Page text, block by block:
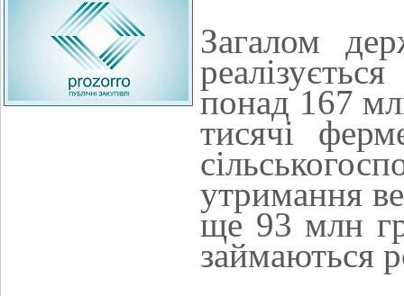
Загалом
понад 167
тисячі
утримання
ще 93 млн
займаються